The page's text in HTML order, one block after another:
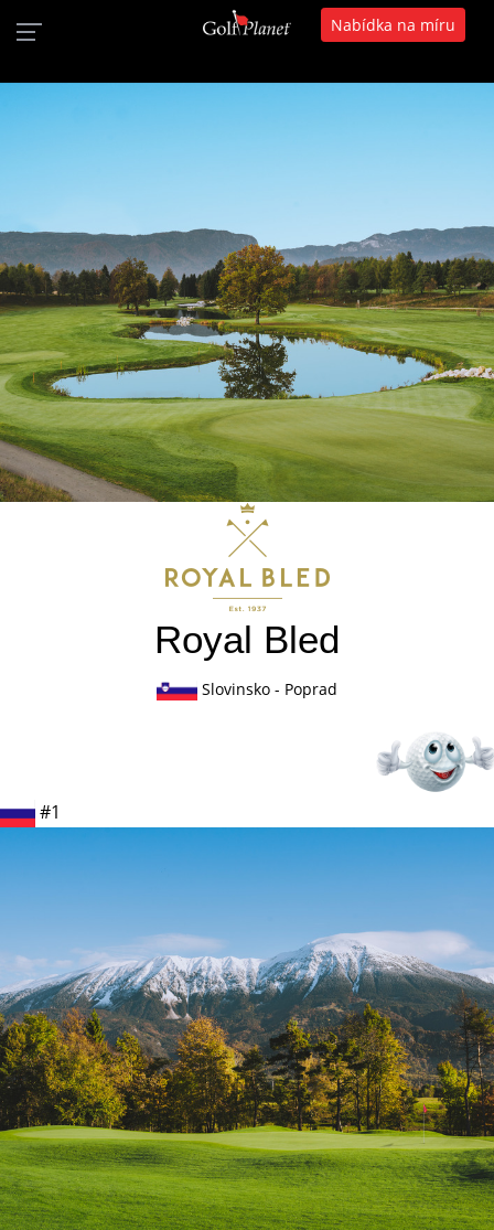
Nabídka na míru
Royal Bled
Slovinsko - Poprad
#1